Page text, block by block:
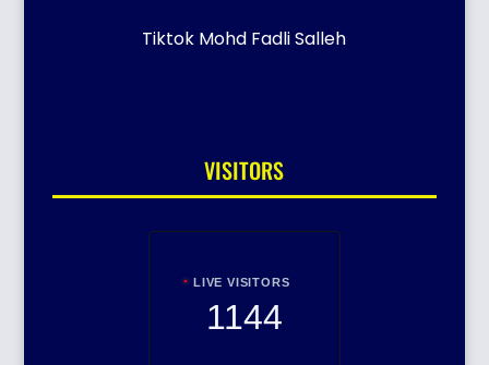
Tiktok Mohd Fadli Salleh
VISITORS
LIVE VISITORS
1144